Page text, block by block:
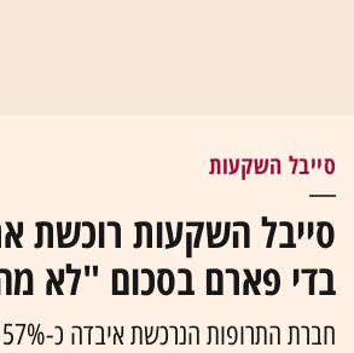
סייבל השקעות
סייבל השקעות רוכשת
בדי פארם בסכום "לא